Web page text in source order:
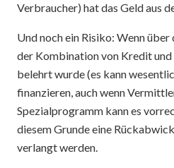
Verbraucher) hat das Geld aus
Und noch ein Risiko: Wenn
der Kombination von Kredit
belehrt wurde (es kann
finanzieren, auch wenn
Spezialprogramm kann es
diesem Grunde eine
verlangt werden.